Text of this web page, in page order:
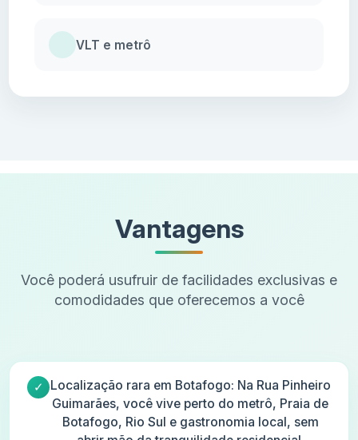
VLT e metrô
Vantagens
Você poderá usufruir de facilidades exclusivas e
comodidades que oferecemos a você
Localização rara em Botafogo: Na Rua Pinheiro
Guimarães, você vive perto do metrô, Praia de
Botafogo, Rio Sul e gastronomia local, sem